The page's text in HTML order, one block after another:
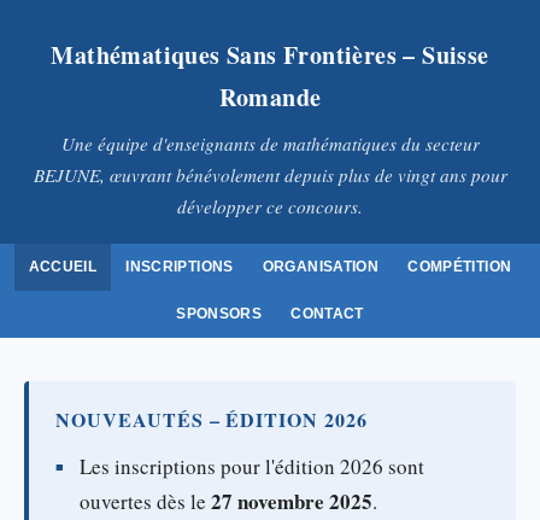
Mathématiques Sans Frontières – Suisse
Romande
Une équipe d'enseignants de mathématiques du secteur
BEJUNE, œuvrant bénévolement depuis plus de vingt ans pour
développer ce concours.
ACCUEIL INSCRIPTIONS ORGANISATION COMPÉTITION
SPONSORS CONTACT
NOUVEAUTÉS – ÉDITION 2026
Les inscriptions pour l'édition 2026 sont
ouvertes dès le 27 novembre 2025.